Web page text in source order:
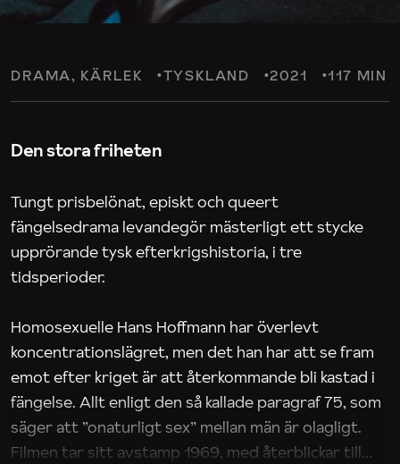
DRAMA KÄRLEK TYSKLAND 2021 117 MIN
Den stora friheten
Tungt prisbelönat, episkt och queert
fängelsedrama levandegör mästerligt ett stycke
upprörande tysk efterkrigshistoria, i tre
tidsperioder.
Homosexuelle Hans Hoffmann har överlevt
koncentrationslägret, men det han har att se fram
emot efter kriget är att återkommande bli kastad i
fängelse. Allt enligt den så kallade paragraf 75, som
säger att ”onaturligt sex” mellan män är olagligt.
Filmen tar sitt avstamp 1969, med återblickar till